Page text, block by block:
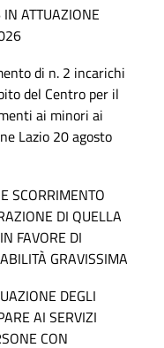
ATTUAZIONE
di n. 2 incarichi
del Centro per il
ai minori ai
Lazio 20 agosto
SCORRIMENTO
DI QUELLA
FAVORE DI
GRAVISSIMA
DEGLI
AI SERVIZI
CON